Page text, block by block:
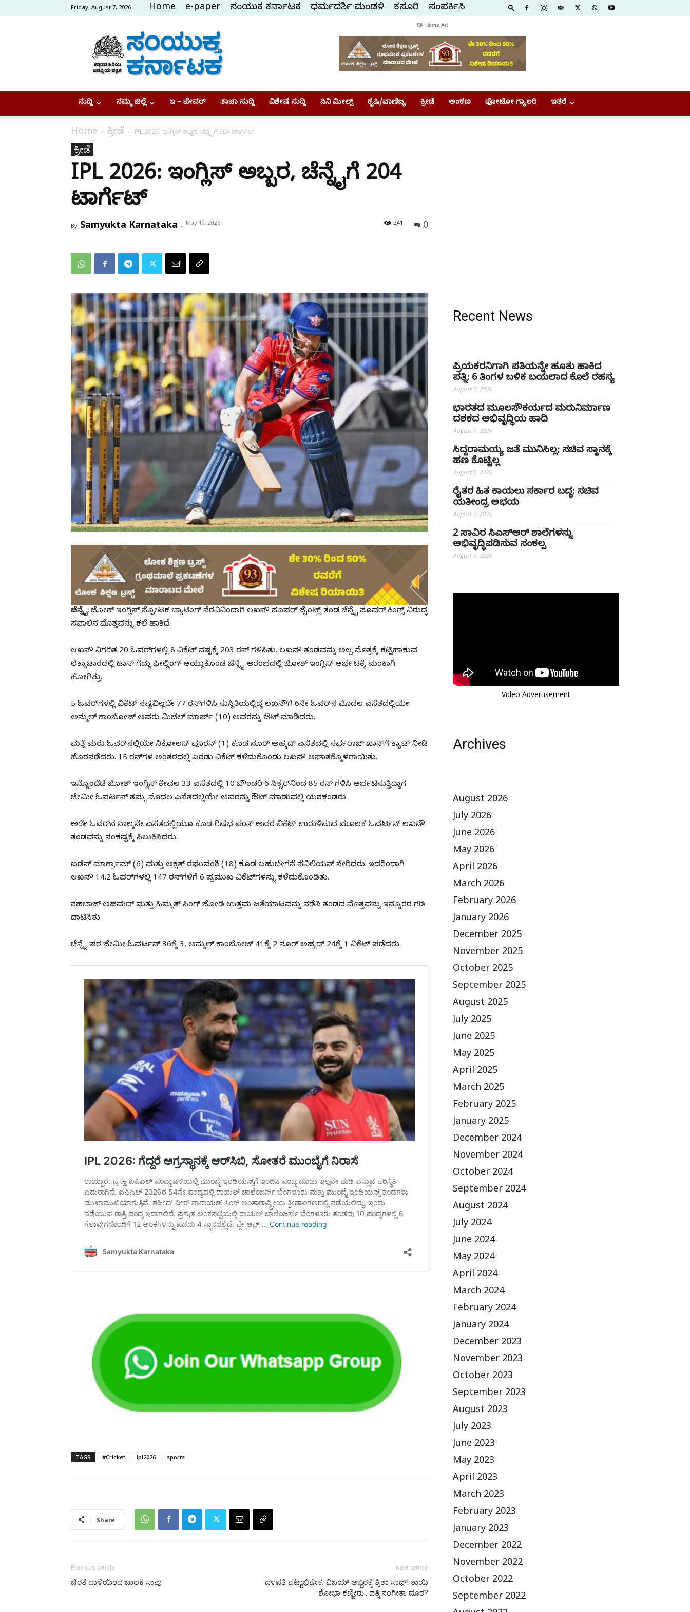
Friday, August 7, 2026 Home e-paper ಸಂಯುಕ್ತ ಕರ್ನಾಟಕ ಧರ್ಮದರ್ಶಿ ಮಂಡಳಿ ಕಸ್ತೂರಿ ಸಂಪರ್ಕಿಸಿ
Samyukta
Karnataka
SK Home Ad
ಸುದ್ದಿ ನಮ್ಮ ಜಿಲ್ಲೆ ಇ – ಪೇಪರ್ ತಾಜಾ ಸುದ್ದಿ ವಿಶೇಷ ಸುದ್ದಿ ಸಿನಿ ಮೀಲ್ಸ್ ಕೃಷಿ/ವಾಣಿಜ್ಯ ಕ್ರೀಡೆ ಅಂಕಣ ಫೋಟೋ ಗ್ಯಾಲರಿ ಇತರೆ
Home ಕ್ರೀಡೆ IPL 2026: ಇಂಗ್ಲಿಸ್ ಅಬ್ಬರ, ಚೆನ್ನೈಗೆ 204 ಟಾರ್ಗೆಟ್
ಕ್ರೀಡೆ
IPL 2026: ಇಂಗ್ಲಿಸ್ ಅಬ್ಬರ, ಚೆನ್ನೈಗೆ 204
ಟಾರ್ಗೆಟ್
By Samyukta Karnataka - May 10, 2026 0
241
ಚೆನ್ನೈ: ಜೋಶ್ ಇಂಗ್ಲಿಸ್ ಸ್ಫೋಟಕ ಬ್ಯಾಟಿಂಗ್‌ ನೆರವಿನಿಂದಾಗಿ ಲಖನೌ ಸೂಪರ್‌ ಜೈಂಟ್ಸ್ ತಂಡ ಚೆನ್ನೈ ಸೂಪರ್‌ ಕಿಂಗ್ಸ್ ವಿರುದ್ಧ
ಸವಾಲಿನ ಮೊತ್ತವನ್ನು ಕಲೆ ಹಾಕಿದೆ.
ಲಖನೌ ನಿಗದಿತ 20 ಓವರ್‌ಗಳಲ್ಲಿ 8 ವಿಕೆಟ್‌ ನಷ್ಟಕ್ಕೆ 203 ರನ್‌ ಗಳಿಸಿತು. ಲಖನೌ ತಂಡವನ್ನು ಅಲ್ಪ ಮೊತ್ತಕ್ಕೆ ಕಟ್ಟಿಹಾಕುವ
ಲೆಕ್ಕಾಚಾರದಲ್ಲಿ ಟಾಸ್‌ ಗೆದ್ದು ಫೀಲ್ಡಿಂಗ್‌ ಆಯ್ದುಕೊಂಡ ಚೆನ್ನೈ ಆರಂಭದಲ್ಲಿ ಜೋಶ್ ಇಂಗ್ಲಿಸ್ ಆರ್ಭಟಕ್ಕೆ ಮಂಕಾಗಿ
ಹೋಗಿತ್ತು.
5 ಓವರ್‌ಗಳಲ್ಲಿ ವಿಕೆಟ್‌ ನಷ್ಟವಿಲ್ಲದೇ 77 ರನ್‌ಗಳಿಸಿ ಸುಸ್ಥಿತಿಯಲ್ಲಿದ್ದ ಲಖನೌಗೆ 6ನೇ ಓವರ್‌ನ ಮೊದಲ ಎಸೆತದಲ್ಲಿಯೇ
ಅನ್ಶುಲ್ ಕಾಂಬೋಜ್ ಅವರು ಮಿಚೆಲ್ ಮಾರ್ಷ್ (10) ಅವರನ್ನು ಔಟ್‌ ಮಾಡಿದರು.
ಮತ್ತೆ ಮರು ಓವರ್‌ನಲ್ಲಿಯೇ ನಿಕೋಲಸ್ ಪೂರನ್ (1) ಕೂಡ ನೂರ್‌ ಅಹ್ಮದ್‌ ಎಸೆತದಲ್ಲಿ ಸರ್ಫರಾಜ್‌ ಖಾನ್‌ಗೆ ಕ್ಯಾಚ್‌ ನೀಡಿ
ಹೊರನಡೆದರು. 15 ರನ್‌ಗಳ ಅಂತರದಲ್ಲಿ ಎರಡು ವಿಕೆಟ್‌ ಕಳೆದುಕೊಂಡು ಲಖನೌ ಆಘಾತಕ್ಕೊಳಗಾಯಿತು.
ಇನ್ನೊಂದೆಡೆ ಜೋಶ್ ಇಂಗ್ಲಿಸ್ ಕೇವಲ 33 ಎಸೆತದಲ್ಲಿ 10 ಬೌಂಡರಿ 6 ಸಿಕ್ಸರ್‌ನಿಂದ 85 ರನ್‌ ಗಳಿಸಿ ಆರ್ಭಟಿಸುತ್ತಿದ್ದಾಗ
ಜೇಮೀ ಓವರ್ಟನ್ ತಮ್ಮ ಮೊದಲ ಎಸೆತದಲ್ಲಿಯೇ ಅವರನ್ನು ಔಟ್‌ ಮಾಡುವಲ್ಲಿ ಯಶಕಂಡರು.
ಅದೇ ಓವರ್‌ನ ನಾಲ್ಕನೇ ಎಸೆತದಲ್ಲಿಯೂ ಕೂಡ ರಿಷಭ ಪಂತ್‌ ಅವರ ವಿಕೆಟ್‌ ಉರುಳಿಸುವ ಮೂಲಕ ಓವರ್ಟನ್ ಲಖನೌ
ತಂಡವನ್ನು ಸಂಕಷ್ಟಕ್ಕೆ ಸಿಲುಕಿಸಿದರು.
ಐಡೆನ್ ಮಾರ್ಕ್ರಾಮ್ (6) ಮತ್ತು ಅಕ್ಷತ್ ರಘುವಂಶಿ (18) ಕೂಡ ಬಹುಬೇಗನೆ ಪೆವಿಲಿಯನ್‌ ಸೇರಿದರು. ಇದರಿಂದಾಗಿ
ಲಖನೌ 14.2 ಓವರ್‌ಗಳಲ್ಲಿ 147 ರನ್‌ಗಳಿಗೆ 6 ಪ್ರಮುಖ ವಿಕೆಟ್‌ಗಳನ್ನು ಕಳೆದುಕೊಂಡಿತು.
ಶಹಬಾಜ್ ಅಹಮದ್ ಮತ್ತು ಹಿಮ್ಮತ್ ಸಿಂಗ್ ಜೋಡಿ ಉತ್ತಮ ಜತೆಯಾಟವನ್ನು ನಡೆಸಿ ತಂಡದ ಮೊತ್ತವನ್ನು ಇನ್ನೂರರ ಗಡಿ
ದಾಟಿಸಿತು.
ಚೆನ್ನೈ ಪರ ಜೇಮೀ ಓವರ್ಟನ್ 36ಕ್ಕೆ 3, ಅನ್ಶುಲ್ ಕಾಂಬೋಜ್ 41ಕ್ಕೆ 2 ನೂರ್‌ ಅಹ್ಮದ್‌ 24ಕ್ಕೆ 1 ವಿಕೆಟ್‌ ಪಡೆದರು.
TAGS #Cricket ipl2026 sports
Share
Previous article
ಚಿರತೆ ದಾಳಿಯಿಂದ ಬಾಲಕ ಸಾವು
Next article
ದಳಪತಿ ಪಟ್ಟಾಭಿಷೇಕ; ವಿಜಯ್ ಅಬ್ಬರಕ್ಕೆ ತ್ರಿಶಾ ಸಾಥ್! ತಾಯಿ
ಶೋಭಾ ಕಣ್ಣೀರು.. ಪತ್ನಿ ಸಂಗೀತಾ ದೂರ?
Recent News
ಪ್ರಿಯಕರನಿಗಾಗಿ ಪತಿಯನ್ನೇ ಹೂತು ಹಾಕಿದ
ಪತ್ನಿ: 6 ತಿಂಗಳ ಬಳಿಕ ಬಯಲಾದ ಕೊಲೆ ರಹಸ್ಯ
August 7, 2026
ಭಾರತದ ಮೂಲಸೌಕರ್ಯದ ಮರುನಿರ್ಮಾಣ
ದಶಕದ ಅಭಿವೃದ್ಧಿಯ ಹಾದಿ
August 7, 2026
ಸಿದ್ದರಾಮಯ್ಯ ಜತೆ ಮುನಿಸಿಲ್ಲ; ಸಚಿವ ಸ್ಥಾನಕ್ಕೆ
ಹಣ ಕೊಟ್ಟಿಲ್ಲ
August 7, 2026
ರೈತರ ಹಿತ ಕಾಯಲು ಸರ್ಕಾರ ಬದ್ಧ: ಸಚಿವ
ಯತೀಂದ್ರ ಅಭಯ
August 7, 2026
2 ಸಾವಿರ ಸಿಎಸ್‌ಆರ್ ಶಾಲೆಗಳನ್ನು
ಅಭಿವೃದ್ಧಿಪಡಿಸುವ ಸಂಕಲ್ಪ
August 7, 2026
Video Advertisement
Archives
August 2026
July 2026
June 2026
May 2026
April 2026
March 2026
February 2026
January 2026
December 2025
November 2025
October 2025
September 2025
August 2025
July 2025
June 2025
May 2025
April 2025
March 2025
February 2025
January 2025
December 2024
November 2024
October 2024
September 2024
August 2024
July 2024
June 2024
May 2024
April 2024
March 2024
February 2024
January 2024
December 2023
November 2023
October 2023
September 2023
August 2023
July 2023
June 2023
May 2023
April 2023
March 2023
February 2023
January 2023
December 2022
November 2022
October 2022
September 2022